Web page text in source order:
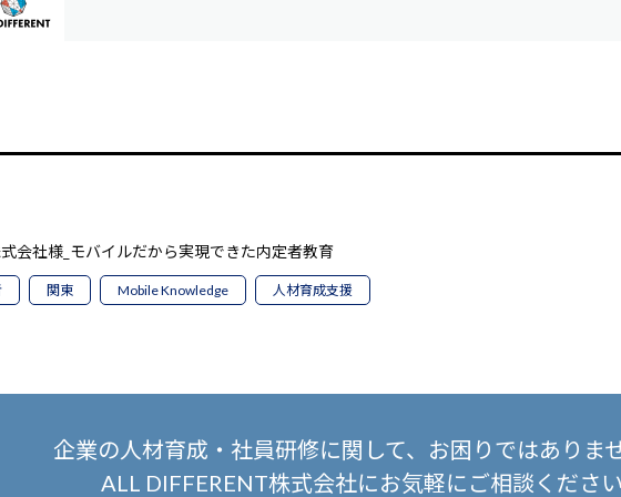
会社様_モバイルだから実現できた内定者教育
関東 Mobile Knowledge 人材育成支援
企業の人材育成・社員研修に関して、
お困りではありま
ALL DIFFERENT株式会社にお気軽にご相談ください